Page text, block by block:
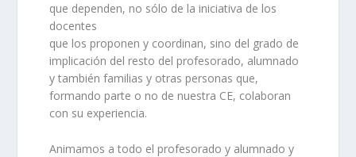
que dependen, no sólo de la iniciativa de los
docentes
que los proponen y coordinan, sino del grado de
implicación del resto del profesorado, alumnado
y también familias y otras personas que,
formando parte o no de nuestra CE, colaboran
con su experiencia.
Animamos a todo el profesorado y alumnado y